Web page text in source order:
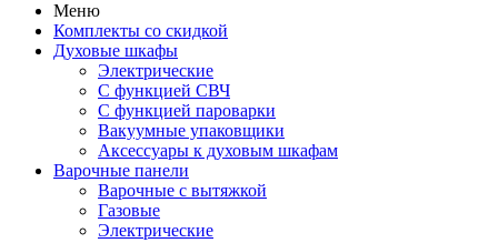
Меню
Комплекты со скидкой
Духовые шкафы
Электрические
С функцией СВЧ
С функцией пароварки
Вакуумные упаковщики
Аксессуары к духовым шкафам
Варочные панели
Варочные с вытяжкой
Газовые
Электрические